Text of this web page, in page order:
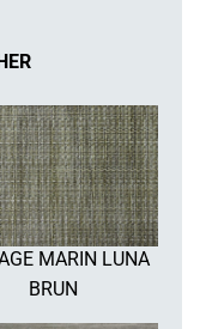
MARIN LUNA
BRUN